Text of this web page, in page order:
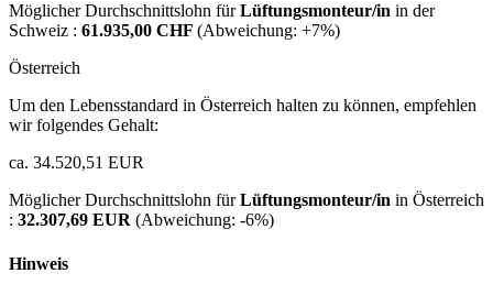
Möglicher Durchschnittslohn fürLüftungsmonteur/in in der
Schweiz : 61.935,00 CHF (Abweichung: +7%)
Österreich
Um den Lebensstandard in Österreich halten zu können, empfehlen
wir folgendes Gehalt:
ca. 34.520,51 EUR
Möglicher Durchschnittslohn fürLüftungsmonteur/in in Österreich
: 32.307,69 EUR (Abweichung: -6%)
Hinweis